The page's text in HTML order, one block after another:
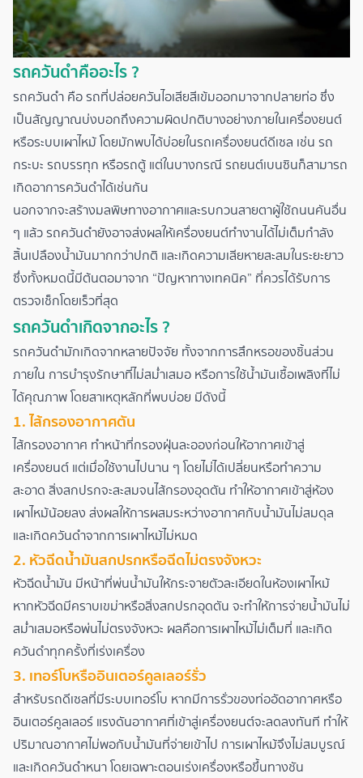
รถควันดำคืออะไร ?
รถควันดำ คือ รถที่ปล่อยควันไอเสียสีเข้มออกมาจากปลายท่อ ซึ่ง
เป็นสัญญาณบ่งบอกถึงความผิดปกติบางอย่างภายในเครื่องยนต์
หรือระบบเผาไหม้ โดยมักพบได้บ่อยในรถเครื่องยนต์ดีเซล เช่น รถ
กระบะ รถบรรทุก หรือรถตู้ แต่ในบางกรณี รถยนต์เบนซินก็สามารถ
เกิดอาการควันดำได้เช่นกัน
นอกจากจะสร้างมลพิษทางอากาศและรบกวนสายตาผู้ใช้ถนนคันอื่น
ๆ แล้ว รถควันดำยังอาจส่งผลให้เครื่องยนต์ทำงานได้ไม่เต็มกำลัง
สิ้นเปลืองน้ำมันมากกว่าปกติ และเกิดความเสียหายสะสมในระยะยาว
ซึ่งทั้งหมดนี้มีต้นตอมาจาก “ปัญหาทางเทคนิค” ที่ควรได้รับการ
ตรวจเช็กโดยเร็วที่สุด
รถควันดําเกิดจากอะไร ?
รถควันดำมักเกิดจากหลายปัจจัย ทั้งจากการสึกหรอของชิ้นส่วน
ภายใน การบำรุงรักษาที่ไม่สม่ำเสมอ หรือการใช้น้ำมันเชื้อเพลิงที่ไม่
ได้คุณภาพ โดยสาเหตุหลักที่พบบ่อย มีดังนี้
1. ไส้กรองอากาศตัน
ไส้กรองอากาศ ทำหน้าที่กรองฝุ่นละอองก่อนให้อากาศเข้าสู่
เครื่องยนต์ แต่เมื่อใช้งานไปนาน ๆ โดยไม่ได้เปลี่ยนหรือทำความ
สะอาด สิ่งสกปรกจะสะสมจนไส้กรองอุดตัน ทำให้อากาศเข้าสู่ห้อง
เผาไหม้น้อยลง ส่งผลให้การผสมระหว่างอากาศกับน้ำมันไม่สมดุล
และเกิดควันดำจากการเผาไหม้ไม่หมด
2. หัวฉีดน้ำมันสกปรกหรือฉีดไม่ตรงจังหวะ
หัวฉีดน้ำมัน มีหน้าที่พ่นน้ำมันให้กระจายตัวละเอียดในห้องเผาไหม้
หากหัวฉีดมีคราบเขม่าหรือสิ่งสกปรกอุดตัน จะทำให้การจ่ายน้ำมันไม่
สม่ำเสมอหรือพ่นไม่ตรงจังหวะ ผลคือการเผาไหม้ไม่เต็มที่ และเกิด
ควันดำทุกครั้งที่เร่งเครื่อง
3. เทอร์โบหรืออินเตอร์คูลเลอร์รั่ว
สำหรับรถดีเซลที่มีระบบเทอร์โบ หากมีการรั่วของท่ออัดอากาศหรือ
อินเตอร์คูลเลอร์ แรงดันอากาศที่เข้าสู่เครื่องยนต์จะลดลงทันที ทำให้
ปริมาณอากาศไม่พอกับน้ำมันที่จ่ายเข้าไป การเผาไหม้จึงไม่สมบูรณ์
และเกิดควันดำหนา โดยเฉพาะตอนเร่งเครื่องหรือขึ้นทางชัน